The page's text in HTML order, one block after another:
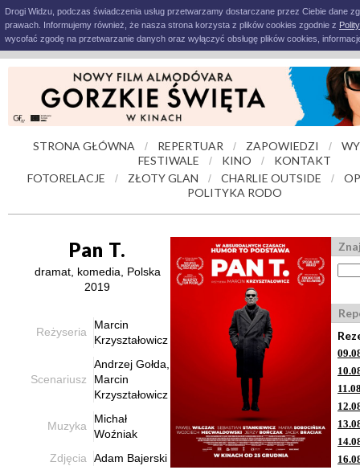
Drogi Widzu, podczas świadczenia usług przetwarzamy dostarczane przez Ciebie dane
prawach. Informujemy również, że nasza strona korzysta z plików cookies zgodnie z
wycofać zgodę na przetwarzanie danych oraz wyłączyć obsługę plików cookies,
STRONA GŁÓWNA / REPERTUAR / ZAPOWIEDZI /
FESTIWALE
/ KINO /
KONTAKT
FOTORELACJE
/ ZŁOTY GLAN / CHARLIE OUTSIDE /
POLITYKA RODO
Pan T.
dramat, komedia, Polska
2019
Reżyseria
Marcin
Krzyształowicz
Scenariusz
Andrzej Gołda,
Marcin
Krzyształowicz
Muzyka
Michał
Woźniak
Zdjęcia Adam Bajerski